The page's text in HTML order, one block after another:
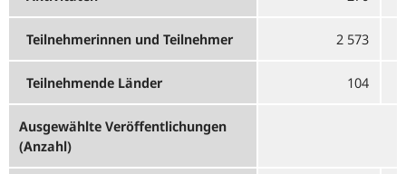
Teilnehmerinnen und Teilnehmer 2 573
Teilnehmende Länder 104
Ausgewählte Veröffentlichungen
(Anzahl)